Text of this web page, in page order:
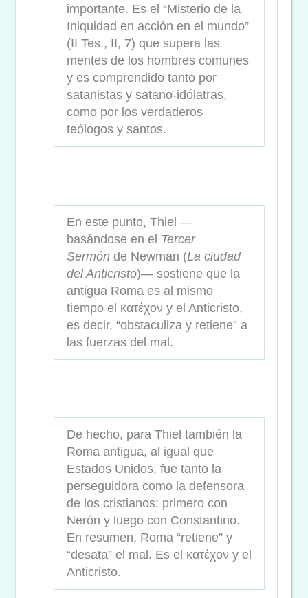
importante. Es el “Misterio de la
Iniquidad en acción en el mundo”
(II Tes., II, 7) que supera las
mentes de los hombres comunes
y es comprendido tanto por
satanistas y satano-idólatras,
como por los verdaderos
teólogos y santos.
En este punto, Thiel —
basándose en el Tercer
Sermón de Newman (La ciudad
del Anticristo)— sostiene que la
antigua Roma es al mismo
tiempo el κατέχον y el Anticristo,
es decir, “obstaculiza y retiene” a
las fuerzas del mal.
De hecho, para Thiel también la
Roma antigua, al igual que
Estados Unidos, fue tanto la
perseguidora como la defensora
de los cristianos: primero con
Nerón y luego con Constantino.
En resumen, Roma “retiene” y
“desata” el mal. Es el κατέχον y el
Anticristo.